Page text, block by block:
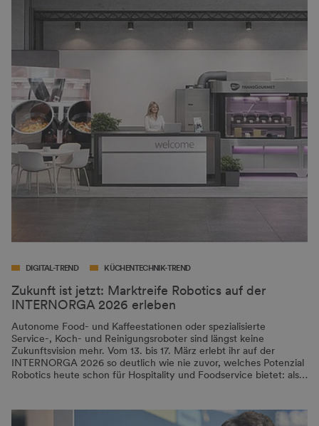
DIGITAL-TREND KÜCHENTECHNIK-TREND
Zukunft ist jetzt: Marktreife Robotics auf der
INTERNORGA 2026 erleben
Autonome Food- und Kaffeestationen oder spezialisierte
Service-, Koch- und Reinigungsroboter sind längst keine
Zukunftsvision mehr. Vom 13. bis 17. März erlebt ihr auf der
INTERNORGA 2026 so deutlich wie nie zuvor, welches Potenzial
Robotics heute schon für Hospitality und Foodservice bietet: als…